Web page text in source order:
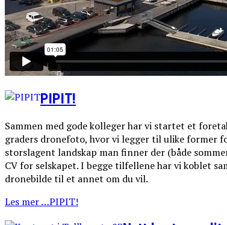
PIPIT!
Sammen med gode kolleger har vi startet et
graders dronefoto, hvor vi legger til ulike former
storslagent landskap man finner der (både
CV for selskapet. I begge tilfellene har vi koblet
dronebilde til et annet om du vil.
Les mer …PIPIT!